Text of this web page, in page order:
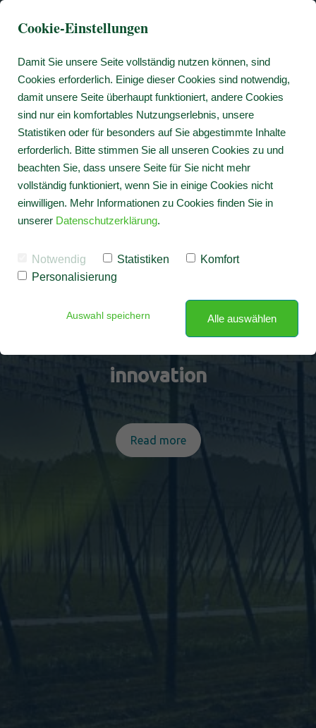
Weißbierpils - a metaphor for
innovation
Read more
Cookie-Einstellungen
Damit Sie unsere Seite vollständig nutzen können, sind
Cookies erforderlich. Einige dieser Cookies sind notwendig,
damit unsere Seite überhaupt funktioniert, andere Cookies
sind nur ein komfortables Nutzungserlebnis, unsere
Statistiken oder für besonders auf Sie abgestimmte Inhalte
erforderlich. Bitte stimmen Sie all unseren Cookies zu und
beachten Sie, dass unsere Seite für Sie nicht mehr
vollständig funktioniert, wenn Sie in einige Cookies nicht
einwilligen. Mehr Informationen zu Cookies finden Sie in
unserer Datenschutzerklärung.
Notwendig Statistiken
Komfort
Personalisierung
Auswahl speichern Alle auswählen